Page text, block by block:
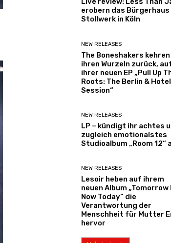
erobern das Bürgerhaus
Stollwerk in Köln
NEW RELEASES
The Boneshakers kehren
ihren Wurzeln zurück,
ihrer neuen EP „Pull Up
Roots: The Berlin & Hotel
Session“
NEW RELEASES
LP – kündigt ihr achtes
zugleich emotionalstes
Studioalbum „Room 12“
NEW RELEASES
Lesoir heben auf ihrem
neuen Album „Tomorrow
Now Today“ die
Verantwortung der
Menschheit für Mutter
hervor